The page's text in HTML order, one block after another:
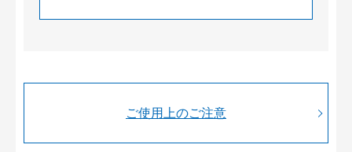
ご使用上のご注意